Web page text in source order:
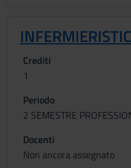
Crediti
1
Periodo
2 SEMESTRE
Docenti
Non ancora assegnato